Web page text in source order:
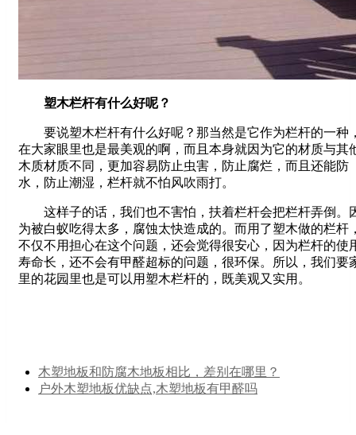
塑木栏杆有什么好呢？
要说塑木栏杆有什么好呢？那当然是它作为栏杆的一种
在大家眼里也是最美观的啊，而且本身就因为它的材质与其
木质材质不同，更加容易防止虫害，防止腐烂，而且还能防
水，防止潮湿，栏杆就不怕风吹雨打。
这样子的话，我们也不害怕，扶着栏杆会把栏杆弄倒。
为被白蚁吃得太多，腐蚀太快造成的。而用了塑木做的栏杆
不仅不用担心在这个问题，还会觉得很安心，因为栏杆的使
寿命长，还不会有甲醛超标的问题，很环保。所以，我们要
里的花园里也是可以用塑木栏杆的，既美观又实用。
木塑地板和防腐木地板相比，差别在哪里？
户外木塑地板优缺点,木塑地板有甲醛吗